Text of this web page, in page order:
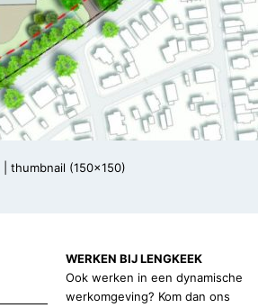
thumbnail (150x150)
WERKEN BIJ LENGKEEK
Ook werken in een dynamische
werkomgeving? Kom dan ons